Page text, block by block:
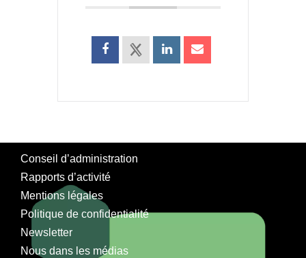
Conseil d’administration
Rapports d’activité
Mentions légales
Politique de confidentialité
Newsletter
Nous dans les médias